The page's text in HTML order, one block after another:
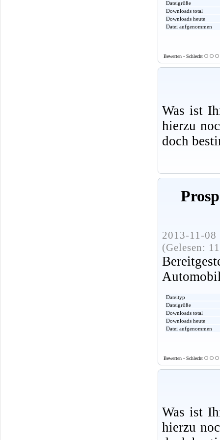
Dateigröße
Downloads total
Downloads heute
Datei aufgenommen
Bewerten - Schlecht
Was ist
hierzu
doch
2013-11-
(Gelesen:
Dateityp
Dateigröße
Downloads total
Downloads heute
Datei aufgenommen
Bewerten - Schlecht
Was ist
hierzu